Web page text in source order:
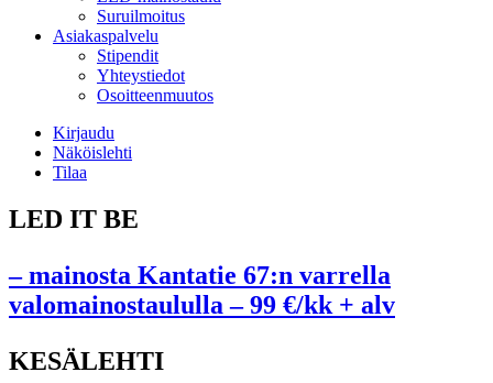
Suruilmoitus
Asiakaspalvelu
Stipendit
Yhteystiedot
Osoitteenmuutos
Kirjaudu
Näköislehti
Tilaa
LED IT BE
– mainosta Kantatie 67:n varrella
valomainostaululla – 99 €/kk + alv
KESÄLEHTI